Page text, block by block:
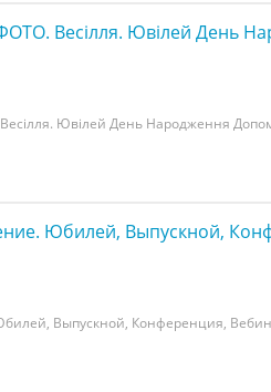
Весілля. Ювілей День
Ювілей День Народження
Юбилей, Выпускной,
Выпускной, Конференция,